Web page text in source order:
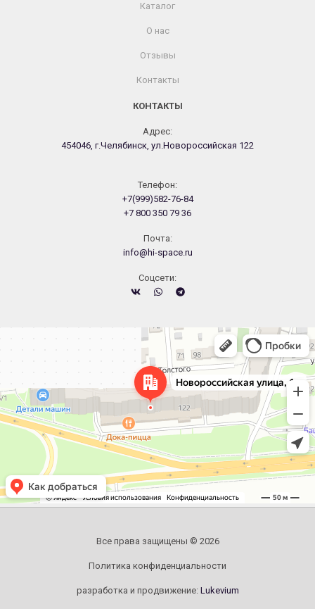
Каталог
О нас
Отзывы
Контакты
КОНТАКТЫ
Адрес:
454046, г.Челябинск, ул.Новороссийская 122
Телефон:
+7(999)582-76-84
+7 800 350 79 36
Почта:
info@hi-space.ru
Cоцсети:
Новороссийская улица, 122 — Яндекс.Карты
Все права защищены © 2026
Политика конфиденциальности
разработка и продвижение: Lukevium